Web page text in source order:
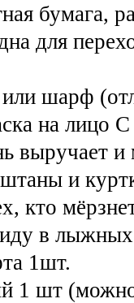
бумага,
для
шарф
на лицо
выручает и
и
кто
в
1шт.
1 шт